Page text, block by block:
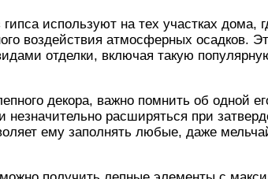
используют на тех участках дома,
воздействия атмосферных осадков.
отделки, включая такую
декора, важно помнить об одной
незначительно расширяться при
ему заполнять любые, даже